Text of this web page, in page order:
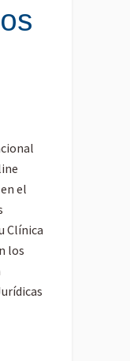
el
Clínica
los